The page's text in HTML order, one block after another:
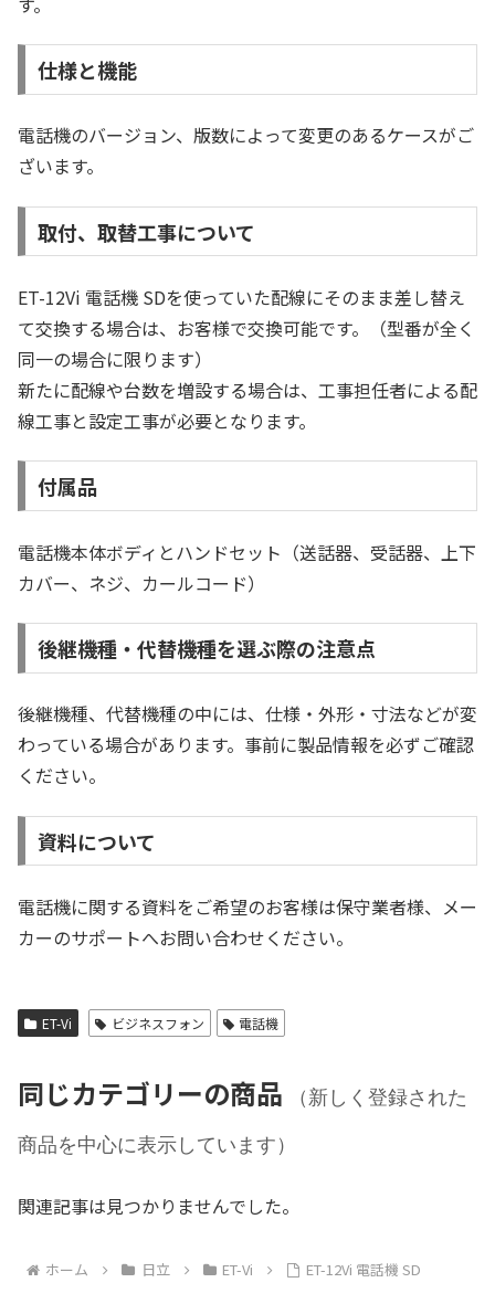
仕様と機能
電話機のバージョン、版数によって変更のあるケースがご
ざいます。
取付、取替工事について
ET-12Vi 電話機 SDを使っていた配線にそのまま差し替え
て交換する場合は、お客様で交換可能です。（型番が全く
同一の場合に限ります）
新たに配線や台数を増設する場合は、工事担任者による配
線工事と設定工事が必要となります。
付属品
電話機本体ボディとハンドセット（送話器、受話器、上下
カバー、ネジ、カールコード）
後継機種・代替機種を選ぶ際の注意点
後継機種、代替機種の中には、仕様・外形・寸法などが変
わっている場合があります。事前に製品情報を必ずご確認
ください。
資料について
電話機に関する資料をご希望のお客様は保守業者様、メー
カーのサポートへお問い合わせください。
ET-Vi ビジネスフォン 電話機
同じカテゴリーの商品
（新しく登録された
商品を中心に表示しています）
関連記事は見つかりませんでした。
ホーム 日立 ET-Vi ET-12Vi 電話機 SD